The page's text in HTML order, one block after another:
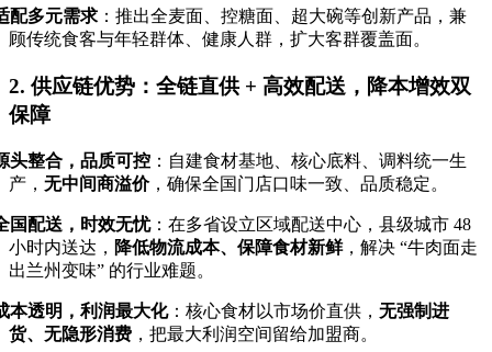
配多元需求 ：推出全麦面、控糖面、超大碗等创新产品，兼
顾传统食客与年轻群体、健康人群，扩大客群覆盖面。
2. 供应链优势：全链直供 + 高效配送，降本增效双
保障
头整合，品质可控 ：自建食材基地、核心底料、调料统一生
产， 无中间商溢价，确保全国门店口味一致、品质稳定。
国配送，时效无忧：在多省设立区域配送中心，县级城市 48
小时内送达， 降低物流成本、保障食材新鲜，解决 “牛肉面走
出兰州变味” 的行业难题。
本透明，利润最大化：核心食材以市场价直供， 无强制进
货、无隐形消费 ，把最大利润空间留给加盟商。